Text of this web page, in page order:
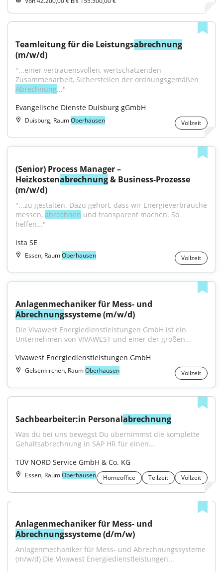
Teamleitung für die Leistungsabrechnung
(m/w/d)
"...einer vertrauensvollen, wertschätzenden
Abrechnung..."
Evangelische Dienste Duisburg gGmbH
Duisburg, RaumOberhausen Vollzeit
(Senior) Process Manager –
Heizkostenabrechnung & Business-Prozesse
(m/w/d)
"...zu ge­stalten. Dazu ge­hört, dass wir Energie­ver­bräuche
messen, ab­rechnen und trans­parent machen. So
helfen..."
ista SE
Essen, RaumOberhausen Vollzeit
Abrechnungssysteme (m/w/d)
Die Vivawest Energiedienstleistungen GmbH ist ein
Unternehmen von VIVAWEST und einer der großen...
Vivawest Energiedienstleistungen GmbH
Gelsenkirchen, RaumOberhausen Vollzeit
Sachbearbeiter:in Personalabrechnung
Was du bei uns bewegst Du übernimmst die komplette
Gehaltsabrechnung in SAP HR für einen...
TÜV NORD Service GmbH & Co. KG
Essen, RaumOberhausen Homeoffice Teilzeit Vollzeit
Abrechnungssysteme (d/m/w)
Anlagenmechaniker für Mess- und Abrechnungssysteme
(m/w/d) Die Vivawest Energiedienstleistungen...